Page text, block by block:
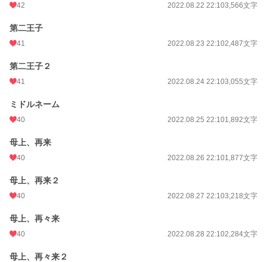
42 2022.08.22 22:103,566文字
第二王子
41 2022.08.23 22:102,487文字
第二王子２
41 2022.08.24 22:103,055文字
ミドルネーム
40 2022.08.25 22:101,892文字
母上、再来
40 2022.08.26 22:101,877文字
母上、再来２
40 2022.08.27 22:103,218文字
母上、再々来
40 2022.08.28 22:102,284文字
母上、再々来２